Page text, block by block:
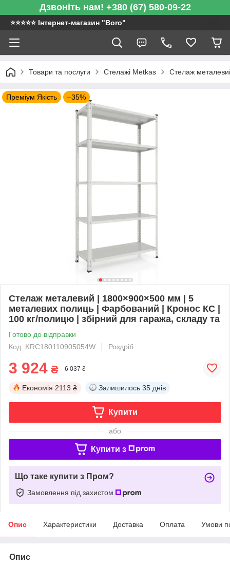
Дзвоніть нам! +380 (67) 580-09-22
⭐️⭐️⭐️⭐️⭐️ Інтернет-магазин "Boro"
Товари та послуги Стелажі Metkas Стелаж
Преміум Якість –35%
Стелаж металевий | 1800×900×500 мм | 5
металевих полиць | Фарбований | Кронос КС |
100 кг/полицю | збірний для гаража, складу та
Готово до відправки
Код: KRC180110905054W
Роздріб
3 924 ₴ 6 037 ₴
Економія 2113 ₴ Залишилось 35 днів
Купити
або
Купити з
Що таке купити з Пром?
Замовлення під захистом
Опис Характеристики Доставка Оплата Умови
Опис